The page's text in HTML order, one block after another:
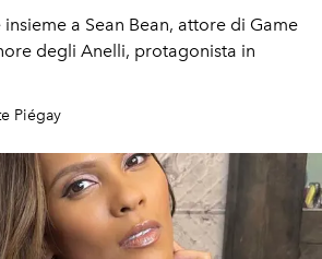
a Sean Bean, attore di Game
degli Anelli, protagonista in
Piégay